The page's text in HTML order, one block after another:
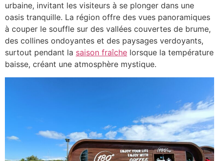
urbaine, invitant les visiteurs à se plonger dans une
oasis tranquille. La région offre des vues panoramiques
à couper le souffle sur des vallées couvertes de brume,
des collines ondoyantes et des paysages verdoyants,
surtout pendant la saison fraîche lorsque la température
baisse, créant une atmosphère mystique.